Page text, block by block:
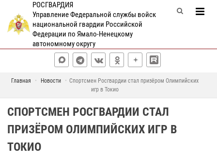
РОСГВАРДИЯ
Управление Федеральной службы войск
национальной гвардии Российской
Федерации по Ямало-Ненецкому
автономному округу
Главная Новости
Спортсмен Росгвардии стал призёром Олимпийских
игр в Токио
СПОРТСМЕН РОСГВАРДИИ СТАЛ
ПРИЗЁРОМ ОЛИМПИЙСКИХ ИГР В
ТОКИО